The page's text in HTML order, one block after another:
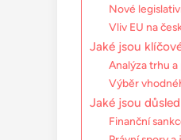
Nové
Vliv EU na
Jaké jsou
Analýza trhu
Výběr
Jaké jsou
Finanční